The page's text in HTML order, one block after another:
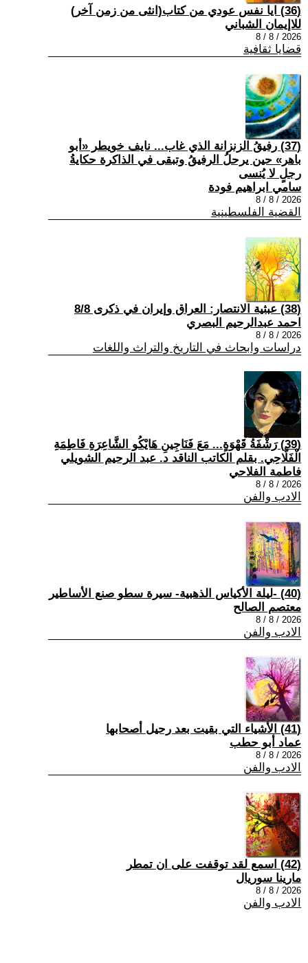
(36) ايا نفس عودي من كتاب(انثى من زمن آخر)
للاإيمان الشباني
2026 / 8 / 8
قضايا ثقافية
(37) رفيقُ الزنزانة الذي غاب... نايف خويطر «أبو
باهر» حين يرحلُ الرفيقُ وتبقى في الذاكرة حكايةُ
رجلٍ لا يُنسى
سامي ابراهيم فودة
2026 / 8 / 8
القضية الفلسطينية
(38) عبثية الانتصار: العراق وإيران في ذكرى 8/8
احمد عبدالرحيم البصري
2026 / 8 / 8
دراسات وابحاث في التاريخ والتراث واللغات
(39) رَشْفَةُ قَهْوَةٍ... مَعَ فَنَاجِينِ هَايْكُو الشَّاعِرَةِ فَاطِمَةِ
الْفَلَّاحِي. بقلم الكاتب الناقد د. عبد الرحيم الشويلي
فاطمة الفلاحي
2026 / 8 / 8
الادب والفن
(40) -ليلة الأكياس الذهبية- سيرة سطو صنع الأساطير
معتصم الصالح
2026 / 8 / 8
الادب والفن
(41) الأشياء التي بقيت بعد رحيل أصحابها
عماد أبو حطب
2026 / 8 / 8
الادب والفن
(42) اسمع لقد توقفت على ان تمطر
مارينا سوريال
2026 / 8 / 8
الادب والفن